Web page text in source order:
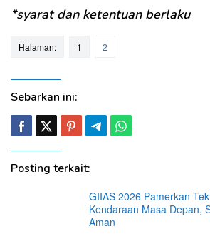
*syarat dan ketentuan berlaku
Halaman: 1 2
Sebarkan ini:
Posting terkait:
GIIAS 2026 Pamerkan
Kendaraan Masa Depan,
Aman